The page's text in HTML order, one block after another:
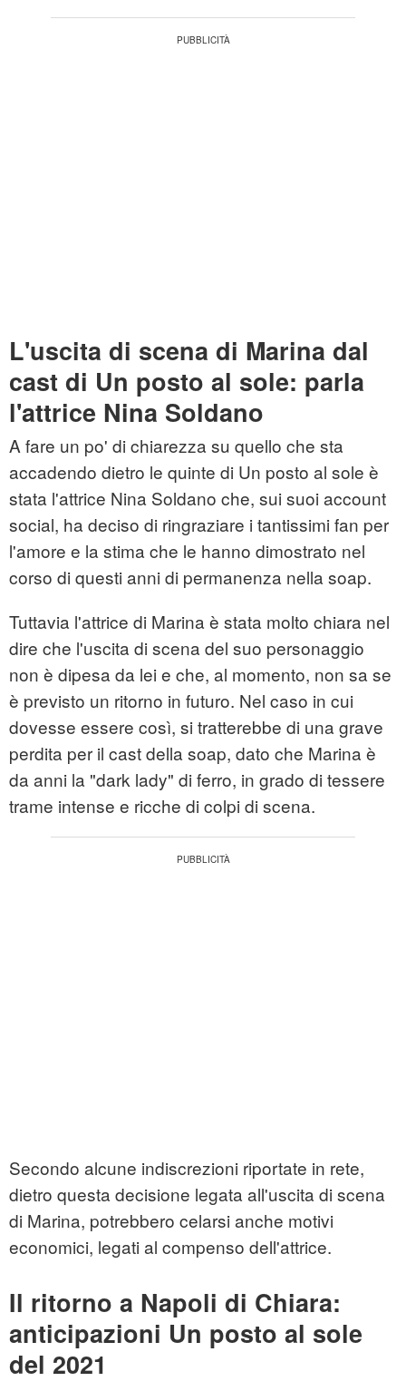
L'uscita di scena di Marina dal
cast di Un posto al sole: parla
l'attrice Nina Soldano
A fare un po' di chiarezza su quello che sta
accadendo dietro le quinte di Un posto al sole è
stata l'attrice Nina Soldano che, sui suoi account
social, ha deciso di ringraziare i tantissimi fan per
l'amore e la stima che le hanno dimostrato nel
corso di questi anni di permanenza nella soap.
Tuttavia l'attrice di Marina è stata molto chiara nel
dire che l'uscita di scena del suo personaggio
non è dipesa da lei e che, al momento, non sa se
è previsto un ritorno in futuro. Nel caso in cui
dovesse essere così, si tratterebbe di una grave
perdita per il cast della soap, dato che Marina è
da anni la "dark lady" di ferro, in grado di tessere
trame intense e ricche di colpi di scena.
Secondo alcune indiscrezioni riportate in rete,
dietro questa decisione legata all'uscita di scena
di Marina, potrebbero celarsi anche motivi
economici, legati al compenso dell'attrice.
Il ritorno a Napoli di Chiara:
anticipazioni Un posto al sole
del 2021